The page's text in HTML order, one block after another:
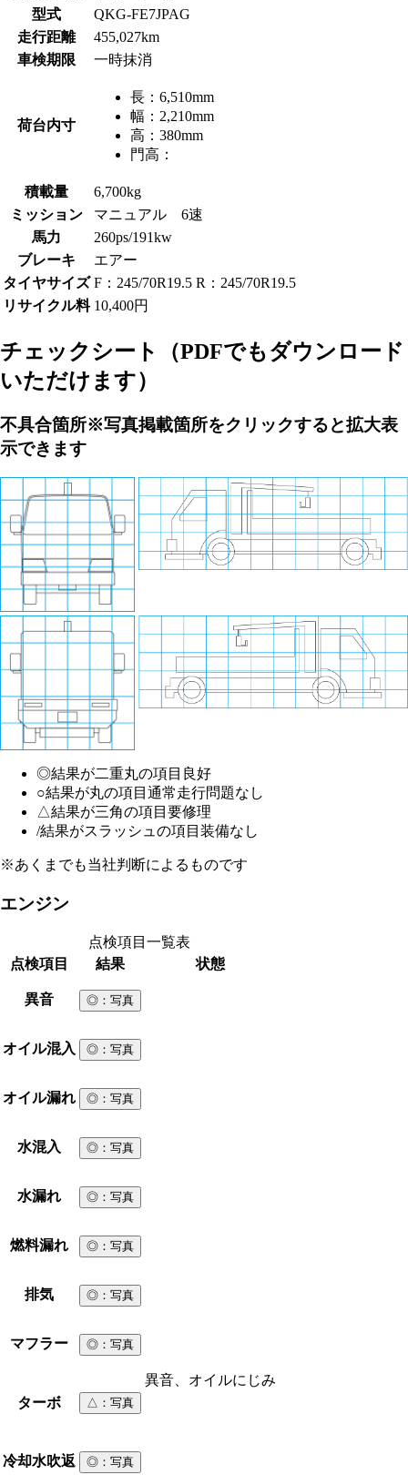
型式
QKG-FE7JPAG
走行距離
455,027km
車検期限
一時抹消
荷台内寸
長： 6,510mm
幅： 2,210mm
高： 380mm
門高：
積載量
6,700kg
ミッション
マニュアル 6速
馬力
260ps/191kw
ブレーキ
エアー
タイヤサイズ F：245/70R19.5 R：245/70R19.5
リサイクル料 10,400円
チェックシート
（PDFでもダウンロード
いただけます）
不具合箇所※写真掲載箇所をクリックすると拡大表
示できます
◎結果が二重丸の項目 良好
○結果が丸の項目 通常走行問題なし
△結果が三角の項目 要修理
/結果がスラッシュの項目 装備なし
※あくまでも当社判断によるものです
エンジン
点検項目一覧表
点検項目
結果 状態
異音 ◎ ：写真
オイル混入 ◎ ：写真
オイル漏れ ◎ ：写真
水混入 ◎ ：写真
水漏れ ◎ ：写真
燃料漏れ ◎ ：写真
排気 ◎ ：写真
マフラー ◎ ：写真
ターボ △ ：写真
異音、オイルにじみ
冷却水吹返 ◎ ：写真